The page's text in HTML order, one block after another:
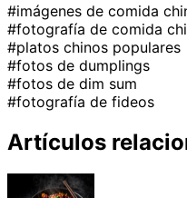
#imágenes de comida
#fotografía de comida
#platos chinos populares
#fotos de dumplings
#fotos de dim sum
#fotografía de fideos
Artículos